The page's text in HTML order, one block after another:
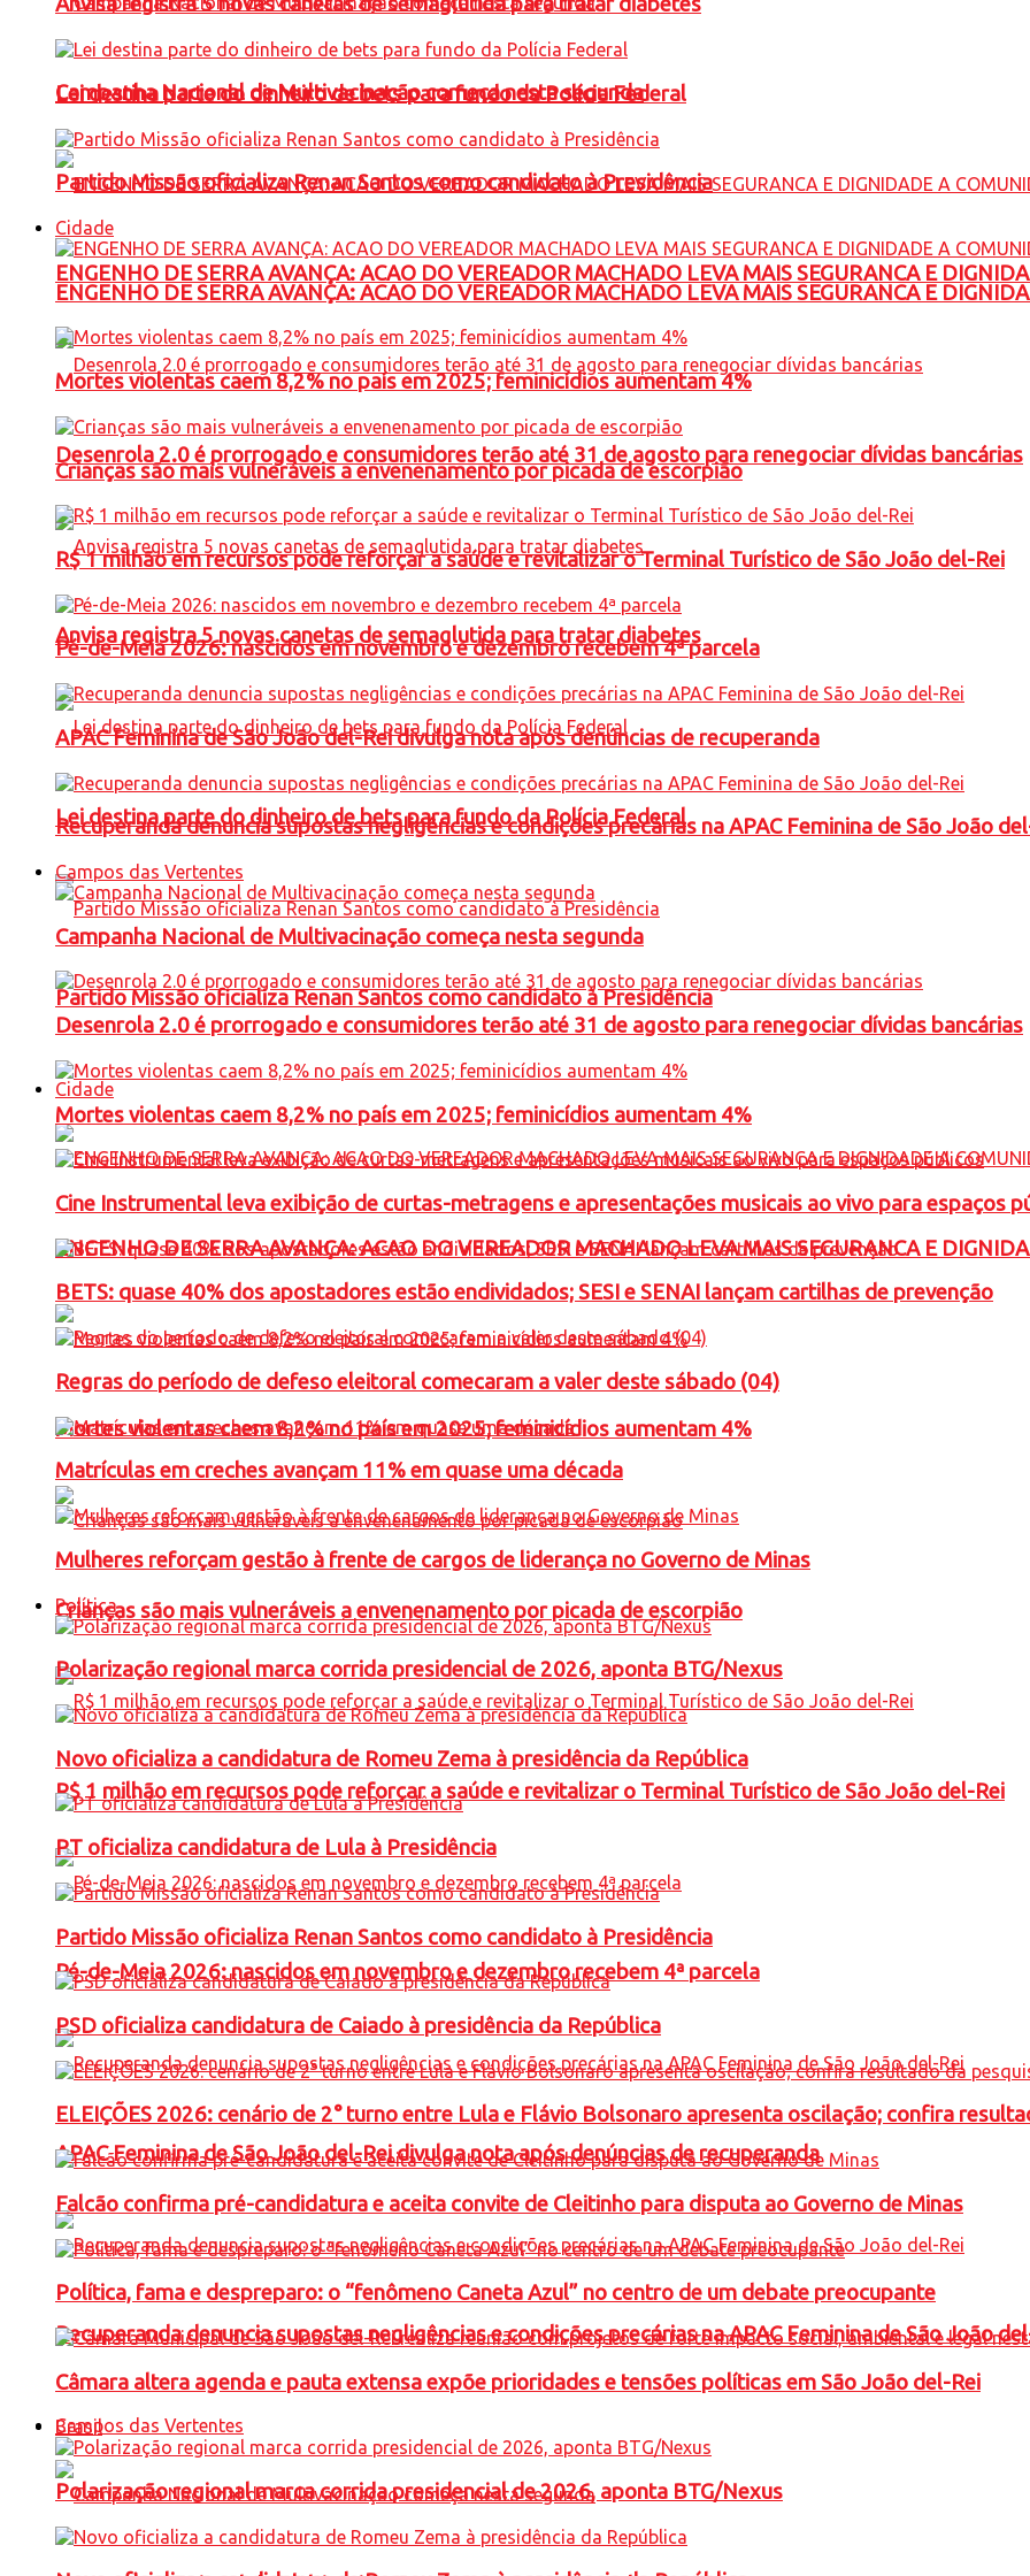
Campanha Nacional de Multivacinação começa nesta segunda
ENGENHO DE SERRA AVANÇA: ACAO DO VEREADOR MACHADO LEVA MAIS SEGURANCA E
Desenrola 2.0 é prorrogado e consumidores terão até 31 de agosto para renegociar dívidas bancárias
Anvisa registra 5 novas canetas de semaglutida para tratar diabetes
Lei destina parte do dinheiro de bets para fundo da Polícia Federal
Partido Missão oficializa Renan Santos como candidato à Presidência
Cidade
ENGENHO DE SERRA AVANÇA: ACAO DO VEREADOR MACHADO LEVA MAIS SEGURANCA E
Mortes violentas caem 8,2% no país em 2025; feminicídios aumentam 4%
Crianças são mais vulneráveis a envenenamento por picada de escorpião
R$ 1 milhão em recursos pode reforçar a saúde e revitalizar o Terminal Turístico de São João del-Rei
Pé-de-Meia 2026: nascidos em novembro e dezembro recebem 4ª parcela
APAC Feminina de São João del-Rei divulga nota após denúncias de recuperanda
Recuperanda denuncia supostas negligências e condições precárias na APAC Feminina de São João
Campos das Vertentes
Lei destina parte do dinheiro de bets para fundo da Polícia Federal
Partido Missão oficializa Renan Santos como candidato à Presidência
Cidade
ENGENHO DE SERRA AVANÇA: ACAO DO VEREADOR MACHADO LEVA MAIS SEGURANCA E
Mortes violentas caem 8,2% no país em 2025; feminicídios aumentam 4%
Crianças são mais vulneráveis a envenenamento por picada de escorpião
R$ 1 milhão em recursos pode reforçar a saúde e revitalizar o Terminal Turístico de São João del-Rei
Pé-de-Meia 2026: nascidos em novembro e dezembro recebem 4ª parcela
APAC Feminina de São João del-Rei divulga nota após denúncias de recuperanda
Recuperanda denuncia supostas negligências e condições precárias na APAC Feminina de São João
Campos das Vertentes
Campanha Nacional de Multivacinação começa nesta segunda
Desenrola 2.0 é prorrogado e consumidores terão até 31 de agosto para renegociar dívidas bancárias
Mortes violentas caem 8,2% no país em 2025; feminicídios aumentam 4%
Cine Instrumental leva exibição de curtas-metragens e apresentações musicais ao vivo para espaços
BETS: quase 40% dos apostadores estão endividados; SESI e SENAI lançam cartilhas de prevenção
Regras do período de defeso eleitoral comecaram a valer deste sábado (04)
Matrículas em creches avançam 11% em quase uma década
Mulheres reforçam gestão à frente de cargos de liderança no Governo de Minas
Política
Polarização regional marca corrida presidencial de 2026, aponta BTG/Nexus
Novo oficializa a candidatura de Romeu Zema à presidência da República
PT oficializa candidatura de Lula à Presidência
Partido Missão oficializa Renan Santos como candidato à Presidência
PSD oficializa candidatura de Caiado à presidência da República
ELEIÇÕES 2026: cenário de 2° turno entre Lula e Flávio Bolsonaro apresenta oscilação; confira
Falcão confirma pré-candidatura e aceita convite de Cleitinho para disputa ao Governo de Minas
Política, fama e despreparo: o “fenômeno Caneta Azul” no centro de um debate preocupante
Câmara altera agenda e pauta extensa expõe prioridades e tensões políticas em São João del-Rei
Brasil
Polarização regional marca corrida presidencial de 2026, aponta BTG/Nexus